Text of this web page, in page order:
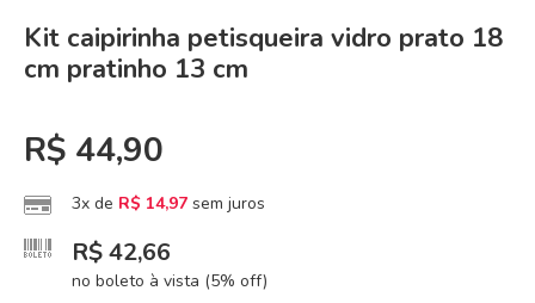
Kit caipirinha petisqueira vidro prato 18
cm pratinho 13 cm
R$ 44,90
3x de R$ 14,97 sem juros
R$42,66
no boleto à vista (5% off)